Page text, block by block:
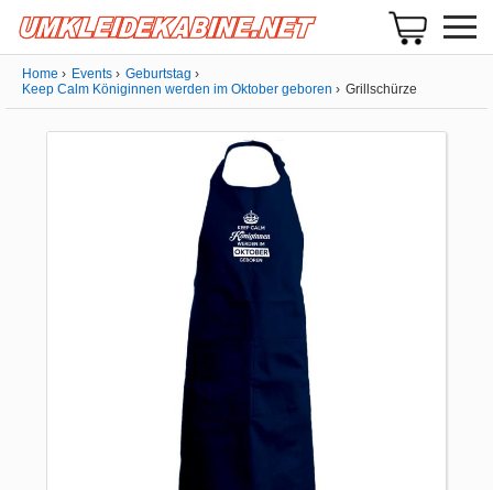
Home Events
Geburtstag
Keep Calm Königinnen werden im Oktober geboren
Grillschürze